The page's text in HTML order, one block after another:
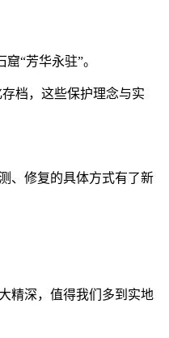
“芳华永驻”。
档，这些保护理念与实
、修复的具体方式有了新
精深，值得我们多到实地